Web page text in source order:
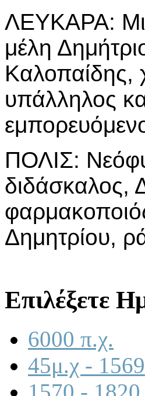
ΛΕΥΚΑΡΑ:
μέλη
Καλοπαίδης,
υπάλληλος
ΠΟΛΙΣ:
διδάσκαλος,
Δημητρίου,
Επιλέξετε
6000 π.χ.
45μ.χ - 1569